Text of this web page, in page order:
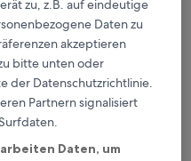
Preis
beträgt
95 €
inkl. Steuern & Gebühren
27. Aug.–28. Aug.
books
zu, z.B. auf eindeutige
Daten zu
akzeptieren
bitte unten oder
der Datenschutzrichtlinie.
Partnern signalisiert
Daten, um